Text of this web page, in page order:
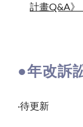
計畫Q&A》
●年改訴
‧待更新